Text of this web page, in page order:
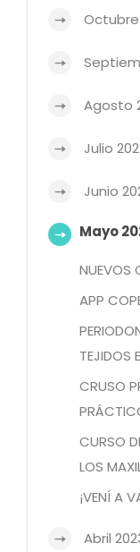
Octubre
Agosto
Julio
Junio
Mayo
NUEVOS
APP
TEJIDOS
CRUSO
CURSO
LOS
¡VENÍ A
Abril